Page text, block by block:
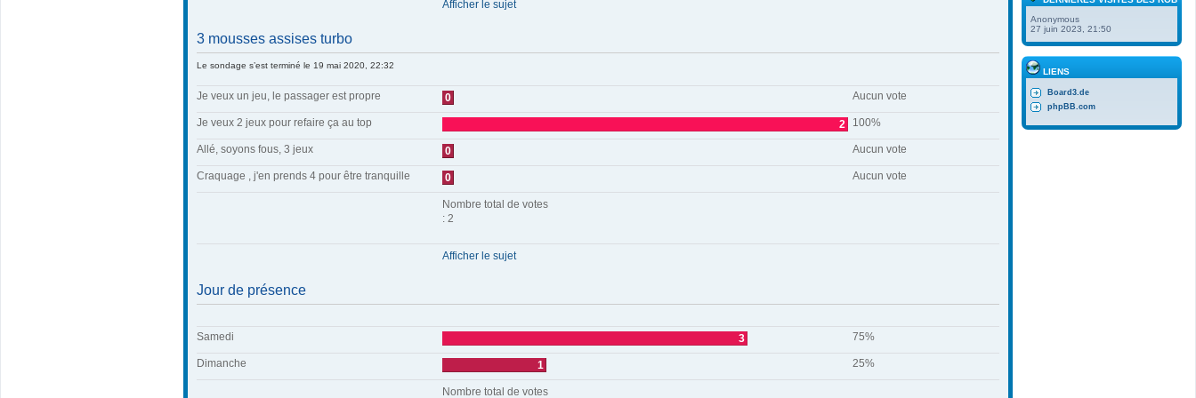
Afficher le sujet
3 mousses assises turbo
Le sondage s’est terminé le 19 mai 2020, 22:32
Je veux un jeu, le passager est propre 0 Aucun vote
Je veux 2 jeux pour refaire ça au top 2 100%
Allé, soyons fous, 3 jeux 0 Aucun vote
Craquage , j'en prends 4 pour être tranquille 0 Aucun vote
Nombre total de votes
: 2
Afficher le sujet
Jour de présence
Samedi 3 75%
Dimanche 1 25%
Nombre total de votes
Anonymous
27 juin 2023, 21:50
LIENS
Board3.de
phpBB.com